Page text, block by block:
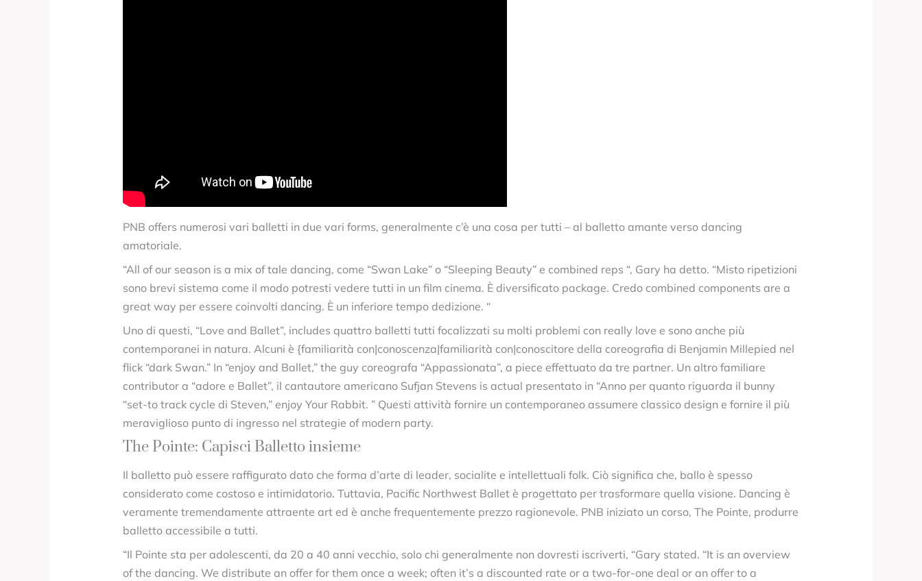
PNB offers numerosi vari balletti in due vari forms, generalmente c’è una cosa per tutti – al balletto amante verso dancing
amatoriale.
“All of our season is a mix of tale dancing, come “Swan Lake” o “Sleeping Beauty” e combined reps “, Gary ha detto. “Misto ripetizioni
sono brevi sistema come il modo potresti vedere tutti in un film cinema. È diversificato package. Credo combined components are a
great way per essere coinvolti dancing. È un inferiore tempo dedizione. “
Uno di questi, “Love and Ballet”, includes quattro balletti tutti focalizzati su molti problemi con really love e sono anche più
contemporanei in natura. Alcuni è {familiarità con|conoscenza|familiarità con|conoscitore della coreografia di Benjamin Millepied nel
flick “dark Swan.” In “enjoy and Ballet,” the guy coreografa “Appassionata”, a piece effettuato da tre partner. Un altro familiare
contributor a “adore e Ballet”, il cantautore americano Sufjan Stevens is actual presentato in “Anno per quanto riguarda il bunny
“set-to track cycle di Steven,” enjoy Your Rabbit. ” Questi attività fornire un contemporaneo assumere classico design e fornire il più
meraviglioso punto di ingresso nel strategie of modern party.
The Pointe: Capisci Balletto insieme
Il balletto può essere raffigurato dato che forma d’arte di leader, socialite e intellettuali folk. Ciò significa che, ballo è spesso
considerato come costoso e intimidatorio. Tuttavia, Pacific Northwest Ballet è progettato per trasformare quella visione. Dancing è
veramente tremendamente attraente art ed è anche frequentemente prezzo ragionevole. PNB iniziato un corso, The Pointe, produrre
balletto accessibile a tutti.
“Il Pointe sta per adolescenti, da 20 a 40 anni vecchio, solo chi generalmente non dovresti iscriverti, “Gary stated. “It is an overview
of the dancing. We distribute an offer for them once a week; often it’s a discounted rate or a two-for-one deal or an offer to a